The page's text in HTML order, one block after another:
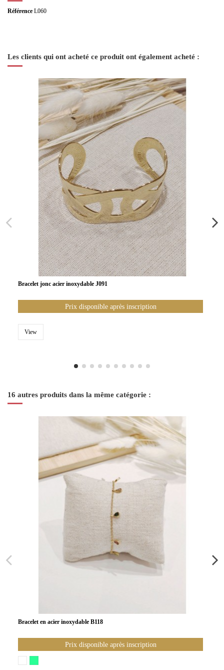
Référence L060
Les clients qui ont acheté ce produit ont également acheté :
Bracelet jonc acier inoxydable J091
Prix disponible après inscription
View
16 autres produits dans la même catégorie :
Bracelet en acier inoxydable B118
Prix disponible après inscription